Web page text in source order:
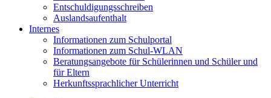
Entschuldigungsschreiben
Auslandsaufenthalt
Internes
Informationen zum Schulportal
Informationen zum Schul-WLAN
Beratungsangebote für Schülerinnen und Schüler und
für Eltern
Herkunftssprachlicher Unterricht